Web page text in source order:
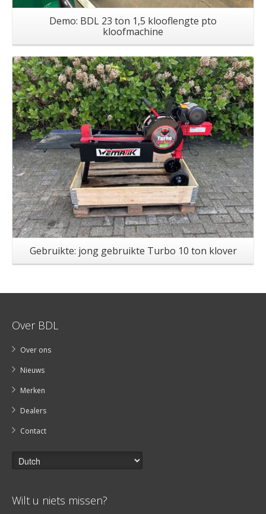
Demo: BDL 23 ton 1,5 klooflengte pto
kloofmachine
Gebruikte: jong gebruikte Turbo 10 ton klover
Over BDL
Over ons
Nieuws
Merken
Dealers
Contact
Wilt u niets missen?